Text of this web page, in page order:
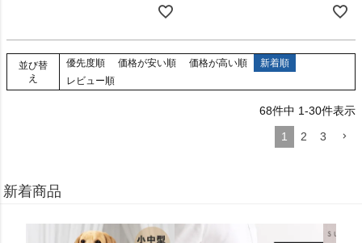
並び替
え
優先度順 価格が安い順 価格が高い順
新着順
レビュー順
68件中 1-30件表示
1
2 3
新着商品